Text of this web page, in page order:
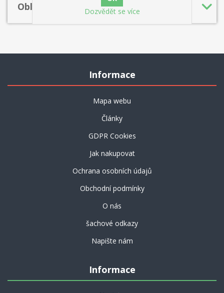
Oblíbená hesla
Informace
Mapa webu
Články
GDPR Cookies
Jak nakupovat
Ochrana osobních údajů
Obchodní podmínky
O nás
šachové odkazy
Napište nám
Informace
Dozvědět se více